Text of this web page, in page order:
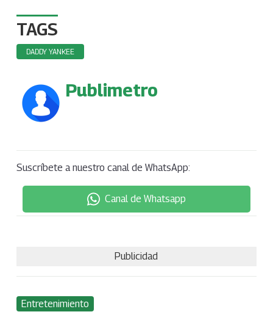
TAGS
DADDY YANKEE
Publimetro
Suscríbete a nuestro canal de WhatsApp:
Canal de Whatsapp
Publicidad
Entretenimiento